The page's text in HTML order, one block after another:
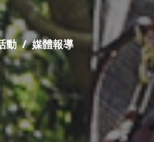
動 媒體報導